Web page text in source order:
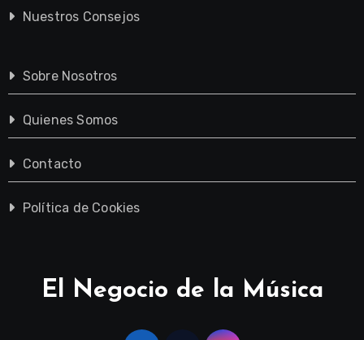
Nuestros Consejos
Sobre Nosotros
Quienes Somos
Contacto
Política de Cookies
El Negocio de la Música